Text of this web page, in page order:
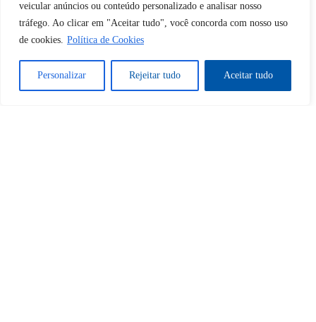
veicular anúncios ou conteúdo personalizado e analisar nosso
tráfego. Ao clicar em "Aceitar tudo", você concorda com nosso uso
de cookies. Política de Cookies
Personalizar Rejeitar tudo Aceitar tudo
Tem certeza de que deseja
desbloquear esta publicação?
Desbloquear esquerda : 0